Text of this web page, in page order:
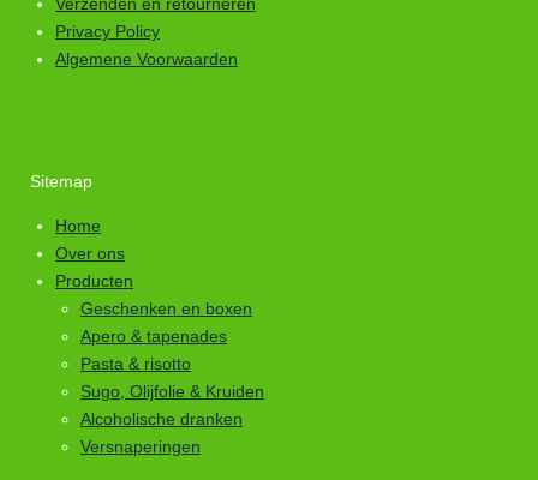
Privacy Policy
Algemene Voorwaarden
Sitemap
Home
Over ons
Producten
Geschenken en boxen
Apero & tapenades
Pasta & risotto
Sugo, Olijfolie & Kruiden
Alcoholische dranken
Versnaperingen